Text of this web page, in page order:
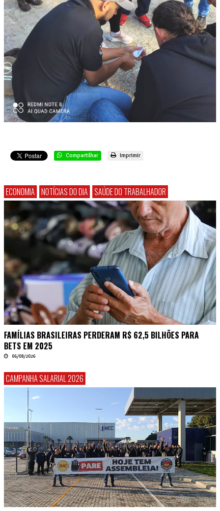
Compartilhar Imprimir
ECONOMIA NOTÍCIAS DO DIA SAÚDE DO TRABALHADOR
FAMÍLIAS BRASILEIRAS PERDERAM R$ 62,5 BILHÕES PARA
BETS EM 2025
06/08/2026
CAMPANHA SALARIAL 2026